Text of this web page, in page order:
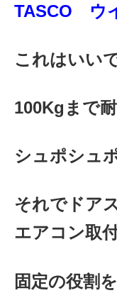
TASCO ウ
これはいい
100Kgまで
シュポシュ
それでドア
エアコン取
固定の役割